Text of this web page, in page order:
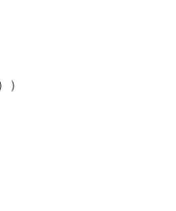
）